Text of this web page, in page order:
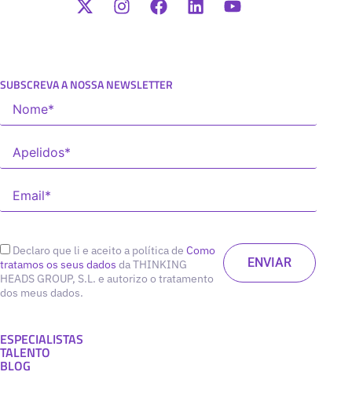
SUBSCREVA A NOSSA NEWSLETTER
Declaro que li e aceito a política de Como
tratamos os seus dados da THINKING
HEADS GROUP, S.L. e autorizo o tratamento
dos meus dados.
ESPECIALISTAS
TALENTO
BLOG